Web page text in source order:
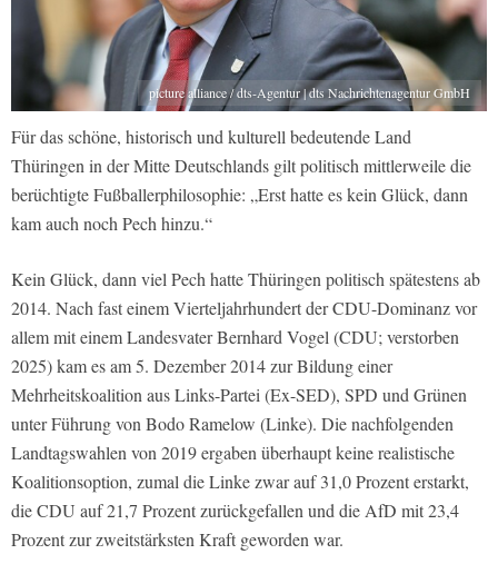
picture alliance / dts-Agentur | dts Nachrichtenagentur GmbH
Für das schöne, historisch und kulturell bedeutende Land
Thüringen in der Mitte Deutschlands gilt politisch mittlerweile die
berüchtigte Fußballerphilosophie: „Erst hatte es kein Glück, dann
kam auch noch Pech hinzu.“
Kein Glück, dann viel Pech hatte Thüringen politisch spätestens ab
2014. Nach fast einem Vierteljahrhundert der CDU-Dominanz vor
allem mit einem Landesvater Bernhard Vogel (CDU; verstorben
2025) kam es am 5. Dezember 2014 zur Bildung einer
Mehrheitskoalition aus Links-Partei (Ex-SED), SPD und Grünen
unter Führung von Bodo Ramelow (Linke). Die nachfolgenden
Landtagswahlen von 2019 ergaben überhaupt keine realistische
Koalitionsoption, zumal die Linke zwar auf 31,0 Prozent erstarkt,
die CDU auf 21,7 Prozent zurückgefallen und die AfD mit 23,4
Prozent zur zweitstärksten Kraft geworden war.